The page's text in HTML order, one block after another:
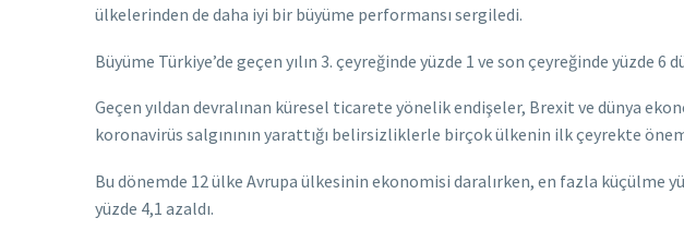
ülkelerinden de daha iyi bir büyüme performansı sergiledi.
Büyüme Türkiye’de geçen yılın 3. çeyreğinde yüzde 1 ve son çeyreğinde yüzde
Geçen yıldan devralınan küresel ticarete yönelik endişeler, Brexit ve dünya
koronavirüs salgınının yarattığı belirsizliklerle birçok ülkenin ilk çeyrekte
Bu dönemde 12 ülke Avrupa ülkesinin ekonomisi daralırken, en fazla küçülme
yüzde 4,1 azaldı.